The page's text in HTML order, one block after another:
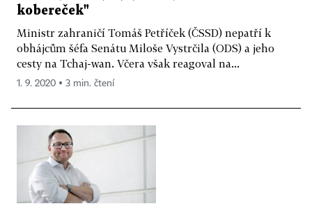
kobereček"
Ministr zahraničí Tomáš Petříček (ČSSD) nepatří k
obhájcům šéfa Senátu Miloše Vystrčila (ODS) a jeho
cesty na Tchaj­-wan. Včera však reagoval na...
1. 9. 2020 ▪ 3 min. čtení